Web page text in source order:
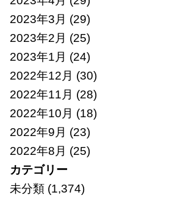
2023年3月 (29)
2023年2月 (25)
2023年1月 (24)
2022年12月 (30)
2022年11月 (28)
2022年10月 (18)
2022年9月 (23)
2022年8月 (25)
カテゴリー
未分類(1,374)